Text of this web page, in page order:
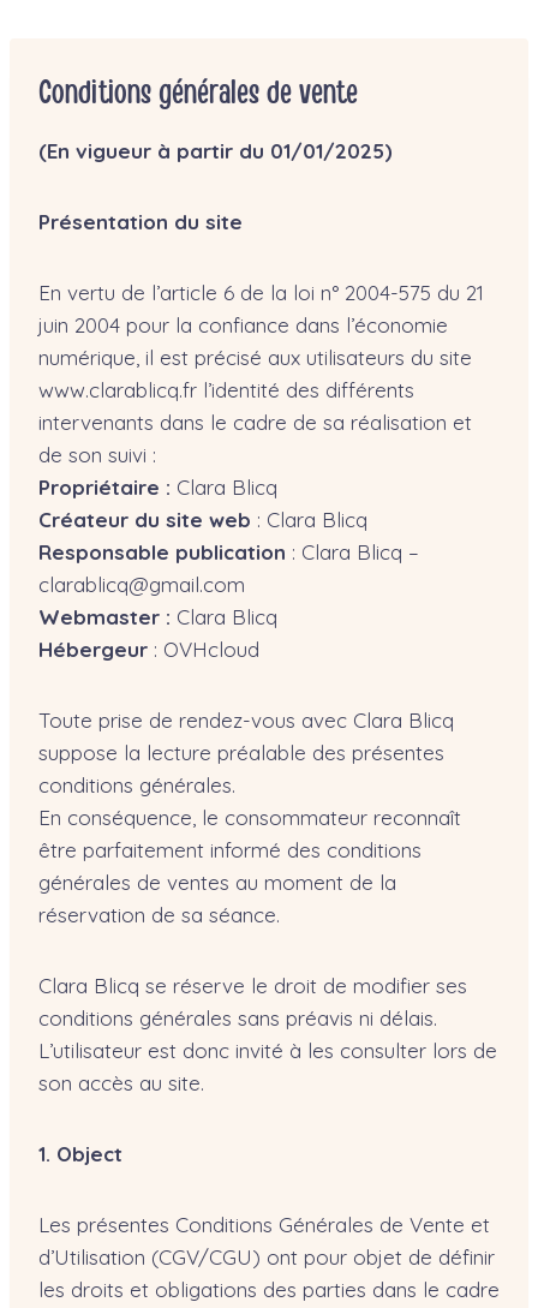
contenuConditions générales de vente
(En vigueur à partir du 01/01/2025)
Présentation du site
En vertu de l’article 6 de la loi n° 2004-575 du 21
juin 2004 pour la confiance dans l’économie
numérique, il est précisé aux utilisateurs du site
www.clarablicq.fr l’identité des différents
intervenants dans le cadre de sa réalisation et
de son suivi :
Propriétaire : Clara Blicq
Créateur du site web : Clara Blicq
Responsable publication : Clara Blicq –
clarablicq@gmail.com
Webmaster : Clara Blicq
Hébergeur : OVHcloud
Toute prise de rendez-vous avec Clara Blicq
suppose la lecture préalable des présentes
conditions générales.
En conséquence, le consommateur reconnaît
être parfaitement informé des conditions
générales de ventes au moment de la
réservation de sa séance.
Clara Blicq se réserve le droit de modifier ses
conditions générales sans préavis ni délais.
L’utilisateur est donc invité à les consulter lors de
son accès au site.
1. Object
Les présentes Conditions Générales de Vente et
d’Utilisation (CGV/CGU) ont pour objet de définir
les droits et obligations des parties dans le cadre